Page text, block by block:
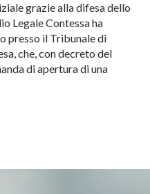
grazie alla difesa dello
Legale Contessa ha
presso il Tribunale di
che, con decreto del
di apertura di una